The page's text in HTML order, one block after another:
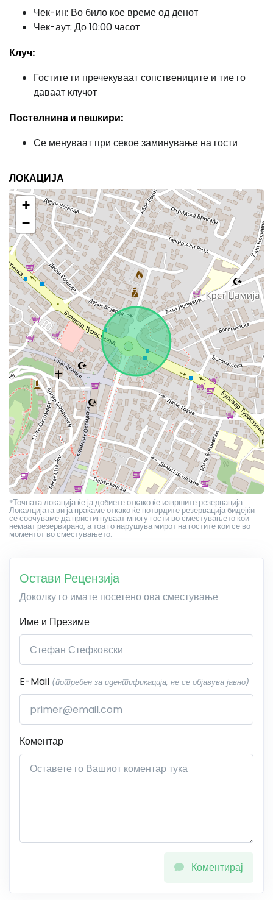
Чек-ин: Во било кое време од денот
Чек-аут: До 10:00 часот
Клуч:
Гостите ги пречекуваат сопствениците и тие го
даваат клучот
Постелнина и пешкири:
Се менуваат при секое заминување на гости
ЛОКАЦИЈА
+
−
*Точната локација ќе ја добиете откако ќе извршите резервација.
Локалцијата ви ја праќаме откако ќе потврдите резервација бидејќи
се соочуваме да пристигнуваат многу гости во сместувањето кои
немаат резервирано, а тоа го нарушува мирот на гостите кои се во
моментот во сместувањето.
Остави Рецензија
Доколку го имате посетено ова сместување
Име и Презиме
E-Mail (потребен за идентификација, не се објавува јавно)
Коментар
Коментирај